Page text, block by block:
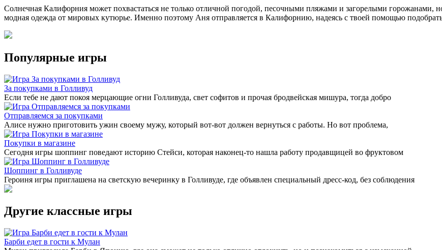
Солнечная Калифорния может похвастаться не только отличной погодой, песочными пляжами и загорелыми горожанами,
модная одежда от мировых кутюрье. Именно поэтому Аня отправляется в Калифорнию, надеясь с твоей помощью
Популярные игры
За покупками в Голливуд
Если тебе не дают покоя мерцающие огни Голливуда, свет софитов и прочая бродвейская мишура, тогда добро
Отправляемся за покупками
Алисе нужно приготовить ужин своему мужу, который вот-вот должен вернуться с работы. Но вот проблема,
Покупки в магазине
Сегодня игры шоппинг поведают историю Стейси, которая наконец-то нашла работу продавщицей во фруктовом
Шоппинг в Голливуде
Героиня игры приглашена на светскую вечеринку в Голливуде, где объявлен специальный дресс-код, без соблюдения
Другие классные игры
Барби едет в гости к Мулан